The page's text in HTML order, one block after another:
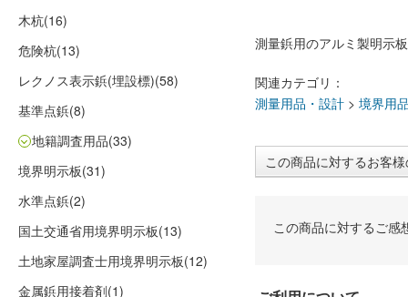
木杭(16)
危険杭(13)
レクノス表示鋲(埋設標)(58)
基準点鋲(8)
地籍調査用品(33)
境界明示板(31)
水準点鋲(2)
国土交通省用境界明示板(13)
土地家屋調査士用境界明示板(12)
金属鋲用接着剤(1)
測量鋲用のアルミ製明示板
関連カテゴリ：
測量用品・設計 > 境界用
この商品に対するお客
この商品に対するご感